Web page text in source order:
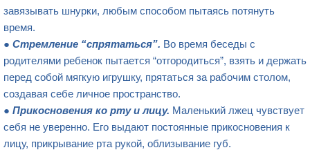
завязывать шнурки, любым способом пытаясь потянуть
время.
● Стремление “спрятаться”. Во время беседы с
родителями ребенок пытается “отгородиться”, взять и держать
перед собой мягкую игрушку, прятаться за рабочим столом,
создавая себе личное пространство.
● Прикосновения ко рту и лицу. Маленький лжец чувствует
себя не уверенно. Его выдают постоянные прикосновения к
лицу, прикрывание рта рукой, облизывание губ.